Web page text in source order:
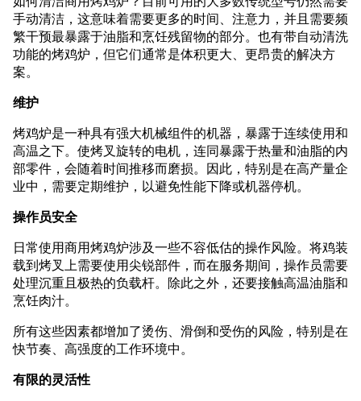
手动清洁，这意味着需要更多的时间、注意力，并且需要频
繁干预最暴露于油脂和烹饪残留物的部分。也有带自动清洗
功能的烤鸡炉，但它们通常是体积更大、更昂贵的解决方
案。
维护
烤鸡炉是一种具有强大机械组件的机器，暴露于连续使用和
高温之下。使烤叉旋转的电机，连同暴露于热量和油脂的内
部零件，会随着时间推移而磨损。因此，特别是在高产量企
业中，需要定期维护，以避免性能下降或机器停机。
操作员安全
日常使用商用烤鸡炉涉及一些不容低估的操作风险。将鸡装
载到烤叉上需要使用尖锐部件，而在服务期间，操作员需要
处理沉重且极热的负载杆。除此之外，还要接触高温油脂和
烹饪肉汁。
所有这些因素都增加了烫伤、滑倒和受伤的风险，特别是在
快节奏、高强度的工作环境中。
有限的灵活性